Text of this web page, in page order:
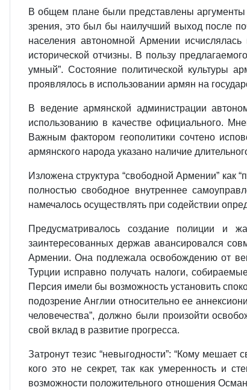
В общем плане были представлены аргументы
зрения, это был бы наилучший выход после
населения автономной Армении
исторической отчизны. В пользу
умный”. Состояние политической культуры
проявлялось в использовании армян на
В ведение армянской администрации
использованию в качестве официального.
Важным фактором геополитики сочтено
армянского народа указано наличие
Изложена структура “свободной Армении” как
полностью свободное внутреннее
намечалось осуществлять при содействии
Предусматривалось создание полиции и
заинтересованных держав авансировался
Армении. Она подлежала освобождению от
Турции исправно получать налоги,
Персия имели бы возможность установить
подозрение Англии относительно ее
человечества”, должно были произойти
свой вклад в развитие прогресса.
Затронут тезис “невыгодности”: “Кому
кого это не секрет, так как умеренность и
возможности положительного отношения